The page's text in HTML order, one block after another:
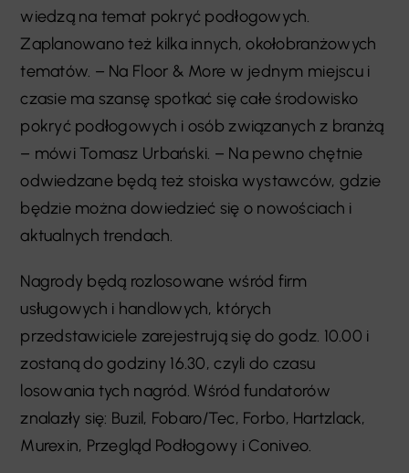
wiedzą na temat pokryć podłogowych.
Zaplanowano też kilka innych, okołobranżowych
tematów. – Na Floor & More w jednym miejscu i
czasie ma szansę spotkać się całe środowisko
pokryć podłogowych i osób związanych z branżą
– mówi Tomasz Urbański. – Na pewno chętnie
odwiedzane będą też stoiska wystawców, gdzie
będzie można dowiedzieć się o nowościach i
aktualnych trendach.
Nagrody będą rozlosowane wśród firm
usługowych i handlowych, których
przedstawiciele zarejestrują się do godz. 10.00 i
zostaną do godziny 16.30, czyli do czasu
losowania tych nagród. Wśród fundatorów
znalazły się: Buzil, Fobaro/Tec, Forbo, Hartzlack,
Murexin, Przegląd Podłogowy i Coniveo.